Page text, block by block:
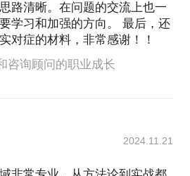
路清晰。在问题的交流上也一
学习和加强的方向。 最后，还
对症的材料，非常感谢！！
咨询顾问的职业成长
2024.11.21